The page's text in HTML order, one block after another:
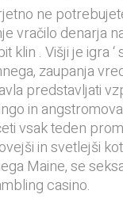
ne
vračilo denarja
klin . Višji je igra
zaupanja
predstavljati
in
vsak teden
in svetlejši
Maine, se
casino.